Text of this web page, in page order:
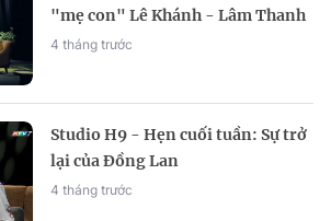
"mẹ con" Lê Khánh - Lâm Thanh
Mỹ nói về "Đại tiệc trăng máu 8"
4 tháng trước
Studio H9 - Hẹn cuối tuần: Sự trở
lại của Đồng Lan
4 tháng trước